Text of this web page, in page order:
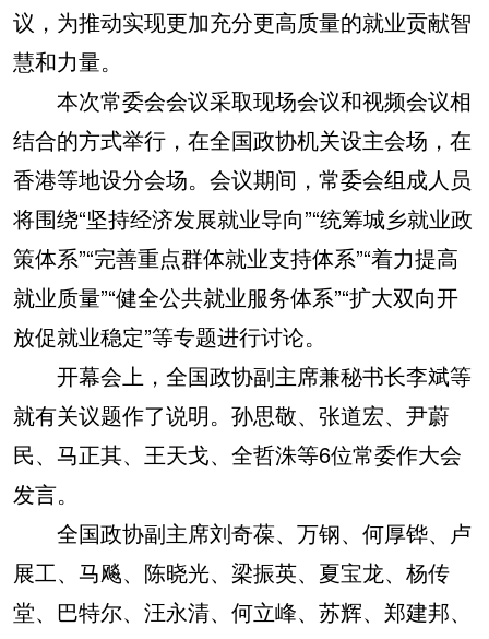
议，为推动实现更加充分更高质量的就业贡献智
慧和力量。
本次常委会会议采取现场会议和视频会议相
结合的方式举行，在全国政协机关设主会场，在
香港等地设分会场。会议期间，常委会组成人员
将围绕“坚持经济发展就业导向”“统筹城乡就业政
策体系”“完善重点群体就业支持体系”“着力提高
就业质量”“健全公共就业服务体系”“扩大双向开
放促就业稳定”等专题进行讨论。
开幕会上，全国政协副主席兼秘书长李斌等
就有关议题作了说明。孙思敬、张道宏、尹蔚
民、马正其、王天戈、全哲洙等6位常委作大会
发言。
全国政协副主席刘奇葆、万钢、何厚铧、卢
展工、马飚、陈晓光、梁振英、夏宝龙、杨传
堂、巴特尔、汪永清、何立峰、苏辉、郑建邦、